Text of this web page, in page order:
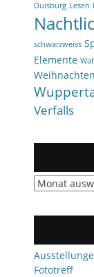
Duisburg Lesen
schwarzweiss
Elemente
Weihnachten
Verfalls
Archiv
Fototreff